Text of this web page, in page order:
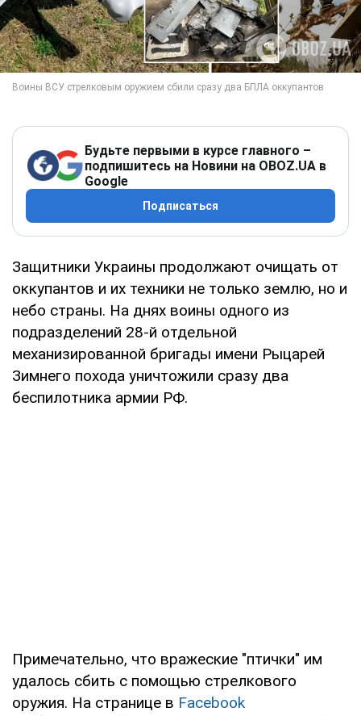
Будьте первыми в курсе главного –
подпишитесь на Новини на OBOZ.UA в
Google
Подписаться
Защитники Украины продолжают очищать от
оккупантов и их техники не только землю, но и
небо страны. На днях воины одного из
подразделений 28-й отдельной
механизированной бригады имени Рыцарей
Зимнего похода уничтожили сразу два
беспилотника армии РФ.
Примечательно, что вражеские "птички" им
удалось сбить с помощью стрелкового
оружия. На странице в Facebook